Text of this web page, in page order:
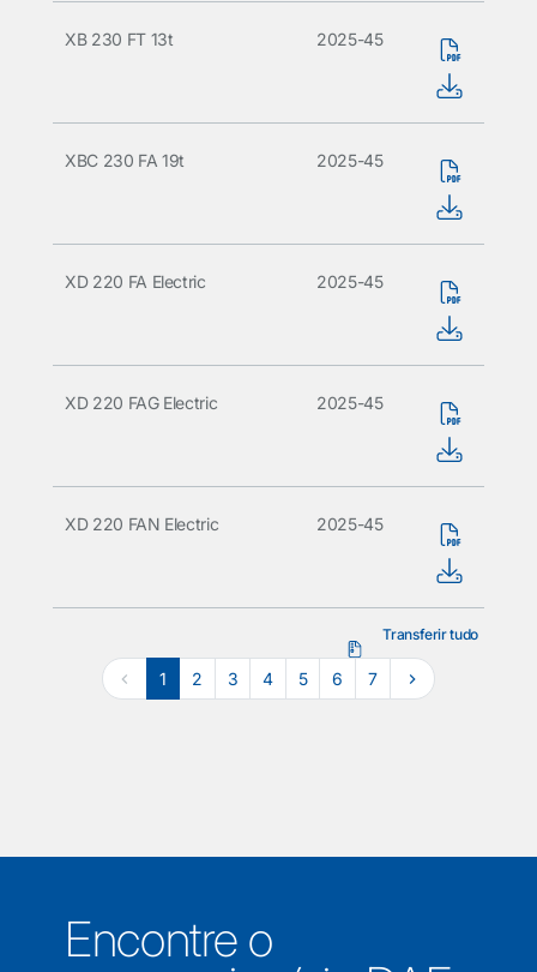
XB 230 FT 13t 2025-45
XBC 230 FA 19t 2025-45
XD 220 FA Electric 2025-45
XD 220 FAG Electric 2025-45
XD 220 FAN Electric 2025-45
1 2 3 4 5 6 7
Transferir tudo
Encontre o